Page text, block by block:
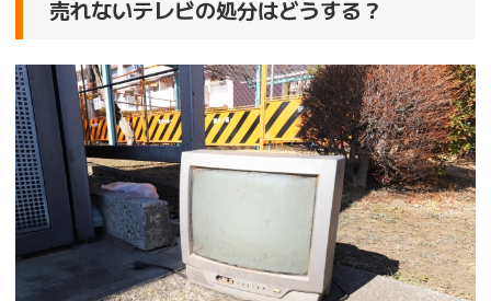
売れないテレビの処分はどうする？